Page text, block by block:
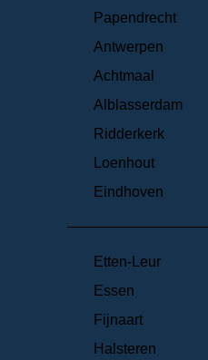
Papendrecht
Antwerpen
Achtmaal
Alblasserdam
Ridderkerk
Loenhout
Eindhoven
Etten-Leur
Essen
Fijnaart
Halsteren